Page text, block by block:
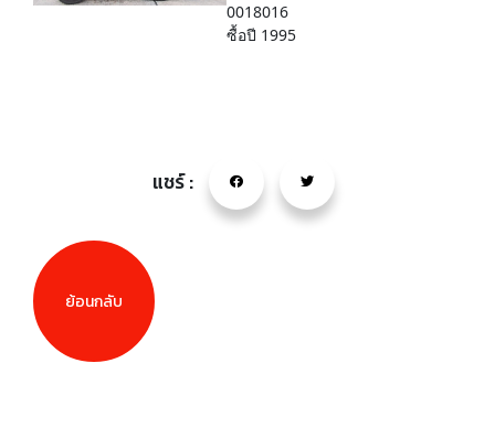
0018016
ซื้อปี 1995
แชร์ :
ย้อนกลับ